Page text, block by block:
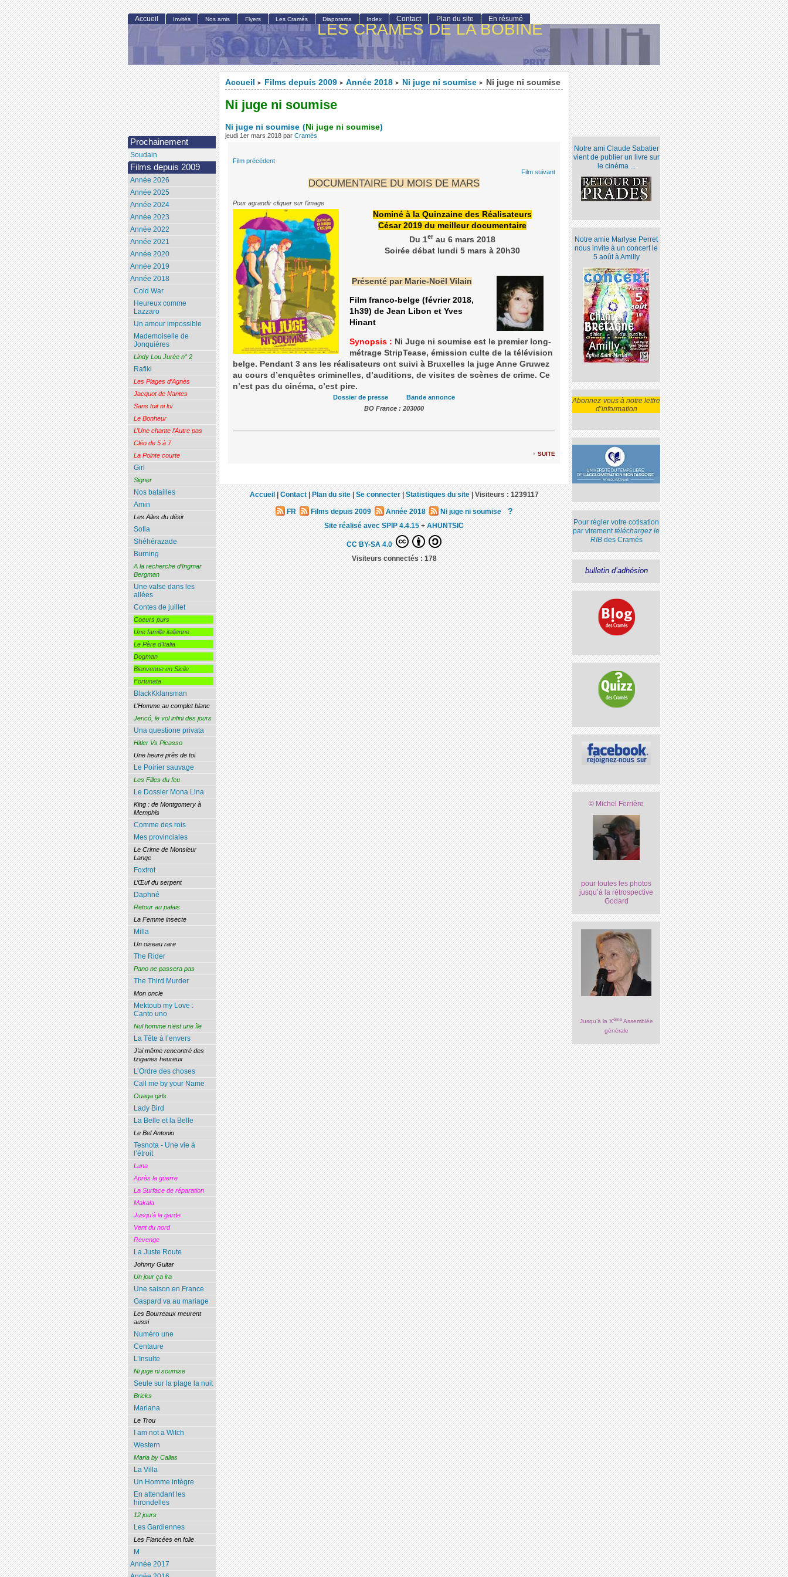
LES CRAMÉS DE LA BOBINE
Accueil > Films depuis 2009 > Année 2018 > Ni juge ni soumise > Ni juge ni soumise
Ni juge ni soumise
Ni juge ni soumise (Ni juge ni soumise)
jeudi 1er mars 2018 par Cramés
Film précédent
Film suivant
DOCUMENTAIRE DU MOIS DE MARS
Pour agrandir cliquer sur l’image
Nominé à la Quinzaine des Réalisateurs
César 2019 du meilleur documentaire
Du 1er au 6 mars 2018
Soirée débat lundi 5 mars à 20h30
Présenté par Marie-Noël Vilain
Film franco-belge (février 2018,
1h39) de Jean Libon et Yves
Hinant
Synopsis : Ni Juge ni soumise est le premier long-
métrage StripTease, émission culte de la télévision
belge. Pendant 3 ans les réalisateurs ont suivi à Bruxelles la juge Anne Gruwez
au cours d’enquêtes criminelles, d’auditions, de visites de scènes de crime. Ce
n’est pas du cinéma, c’est pire.
Dossier de presse
Bande annonce
BO France : 203000
suite
Notre ami Claude Sabatier
vient de publier un livre sur
le cinéma ...
Notre amie Marlyse Perret
nous invite à un concert le
5 août à Amilly
Abonnez-vous à notre lettre
d’information
Pour régler votre cotisation
par virementtéléchargez le
RIBdes Cramés
bulletin d’adhésion
© Michel Ferrière
pour toutes les photos
jusqu’à la rétrospective
Godard
Jusqu’à la XèmeAssemblée
générale
Accueil Invités Nos amis Flyers Les Cramés Diaporama Index Contact Plan du site En résumé
Prochainement
Soudain
Films depuis 2009
Année 2026
Année 2025
Année 2024
Année 2023
Année 2022
Année 2021
Année 2020
Année 2019
Année 2018
Cold War
Heureux comme
Lazzaro
Un amour impossible
Mademoiselle de
Jonquières
Lindy Lou Jurée n° 2
Rafiki
Les Plages d’Agnès
Jacquot de Nantes
Sans toit ni loi
Le Bonheur
L’Une chante l’Autre pas
Cléo de 5 à 7
La Pointe courte
Girl
Signer
Nos batailles
Amin
Les Ailes du désir
Sofia
Shéhérazade
Burning
A la recherche d’Ingmar
Bergman
Une valse dans les
allées
Contes de juillet
Coeurs purs
Une famille italienne
Le Père d’Italia
Dogman
Bienvenue en Sicile
Fortunata
BlackKklansman
L’Homme au complet blanc
Jericó, le vol infini des jours
Una questione privata
Hitler Vs Picasso
Une heure près de toi
Le Poirier sauvage
Les Filles du feu
Le Dossier Mona Lina
King : de Montgomery à
Memphis
Comme des rois
Mes provinciales
Le Crime de Monsieur
Lange
Foxtrot
L’Œuf du serpent
Daphné
Retour au palais
La Femme insecte
Milla
Un oiseau rare
The Rider
Pano ne passera pas
The Third Murder
Mon oncle
Mektoub my Love :
Canto uno
Nul homme n’est une île
La Tête à l’envers
J’ai même rencontré des
tziganes heureux
L’Ordre des choses
Call me by your Name
Ouaga girls
Lady Bird
La Belle et la Belle
Le Bel Antonio
Tesnota - Une vie à
l’étroit
Luna
Après la guerre
La Surface de réparation
Makala
Jusqu’à la garde
Vent du nord
Revenge
La Juste Route
Johnny Guitar
Un jour ça ira
Une saison en France
Gaspard va au mariage
Les Bourreaux meurent
aussi
Numéro une
Centaure
L’Insulte
Ni juge ni soumise
Seule sur la plage la nuit
Bricks
Mariana
Le Trou
I am not a Witch
Western
Maria by Callas
La Villa
Un Homme intègre
En attendant les
hirondelles
12 jours
Les Gardiennes
Les Fiancées en folie
M
Année 2017
Accueil|Contact|Plan du site|Se connecter|Statistiques du site|Visiteurs :1239117
FR Films depuis 2009 Année 2018 Ni juge ni soumise ?
Site réalisé avec SPIP 4.4.15+AHUNTSIC
CC BY-SA 4.0
Visiteurs connectés :178